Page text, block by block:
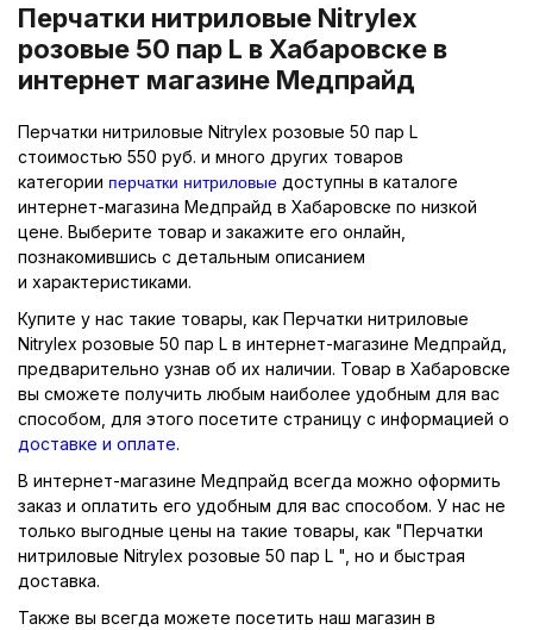
Перчатки нитриловые Nitrylex
розовые 50 пар L в Хабаровске в
интернет магазине Медпрайд
Перчатки нитриловые Nitrylex розовые 50 пар L
стоимостью 550 руб. и много других товаров
категории перчатки нитриловые доступны в каталоге
интернет-магазина Медпрайд в Хабаровске по низкой
цене. Выберите товар и закажите его онлайн,
познакомившись с детальным описанием
и характеристиками.
Купите у нас такие товары, как Перчатки нитриловые
Nitrylex розовые 50 пар L в интернет-магазине Медпрайд,
предварительно узнав об их наличии. Товар в Хабаровске
вы сможете получить любым наиболее удобным для вас
способом, для этого посетите страницу с информацией о
доставке и оплате.
В интернет-магазине Медпрайд всегда можно оформить
заказ и оплатить его удобным для вас способом. У нас не
только выгодные цены на такие товары, как "Перчатки
нитриловые Nitrylex розовые 50 пар L ", но и быстрая
доставка.
Также вы всегда можете посетить наш магазин в